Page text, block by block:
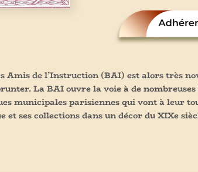
Amis de l’Instruction (BAI) est alors très
La BAI ouvre la voie à de
municipales parisiennes qui vont à leur
et ses collections dans un décor du XIXe